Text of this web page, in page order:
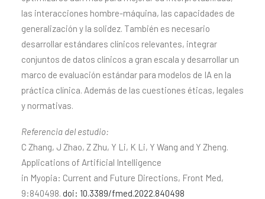
las interacciones hombre-máquina, las capacidades de
generalización y la solidez. También es necesario
desarrollar estándares clínicos relevantes, integrar
conjuntos de datos clínicos a gran escala y desarrollar un
marco de evaluación estándar para modelos de IA en la
práctica clínica. Además de las cuestiones éticas, legales
y normativas.
Referencia del estudio:
C Zhang, J Zhao, Z Zhu, Y Li, K Li, Y Wang and Y Zheng.
Applications of Artificial Intelligence
in Myopia: Current and Future Directions, Front Med,
9:840498. doi: 10.3389/fmed.2022.840498